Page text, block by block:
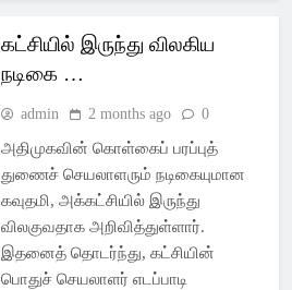
கட்சியில் இருந்து விலகிய
நடிகை …
admin 2 months ago 0
அதிமுகவின் கொள்கைப் பரப்புத்
துணைச் செயலாளரும் நடிகையுமான
கவுதமி, அக்கட்சியில் இருந்து
விலகுவதாக அறிவித்துள்ளார்.
இதனைத் தொடர்ந்து, கட்சியின்
பொதுச் செயலாளர் எடப்பாடி